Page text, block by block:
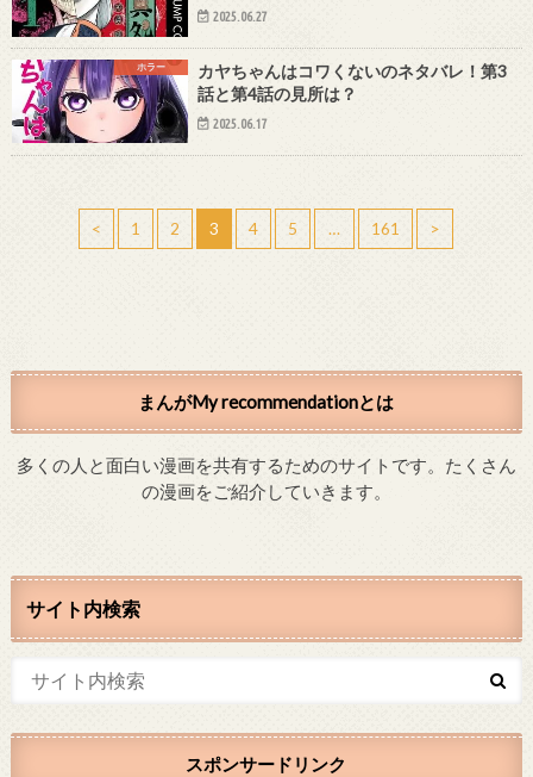
2025.06.27
ホラー
カヤちゃんはコワくないのネタバレ！第3
話と第4話の見所は？
2025.06.17
< 1 2 3 4 5 … 161 >
まんがMy recommendationとは
多くの人と面白い漫画を共有するためのサイトです。たくさん
の漫画をご紹介していきます。
サイト内検索
スポンサードリンク